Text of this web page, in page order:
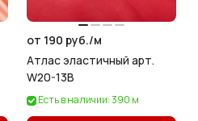
от 190 руб./м
Атлас эластичный арт.
W20-13B
Есть в наличии: 390 м